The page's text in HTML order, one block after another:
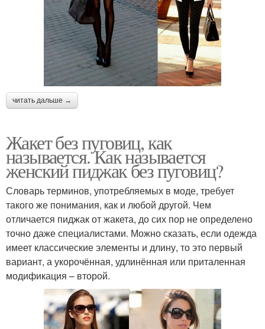
читать дальше →
Жакет без пуговиц, как
называется. Как называется
женский пиджак без пуговиц?
Словарь терминов, употребляемых в моде, требует
такого же понимания, как и любой другой. Чем
отличается пиджак от жакета, до сих пор не определено
точно даже специалистами. Можно сказать, если одежда
имеет классические элементы и длину, то это первый
вариант, а укорочённая, удлинённая или приталенная
модификация – второй.